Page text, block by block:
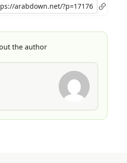
the author